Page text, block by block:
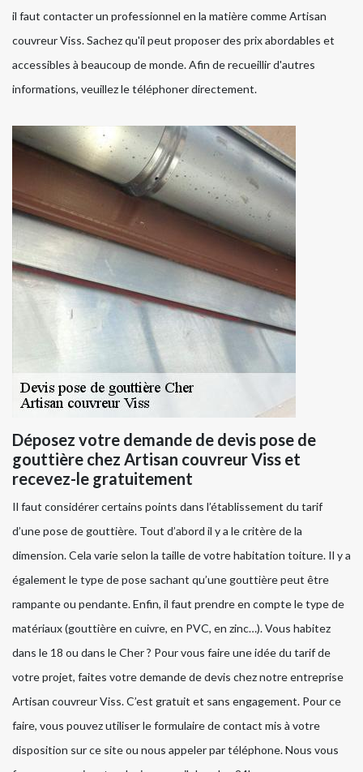
il faut contacter un professionnel en la matière comme Artisan
couvreur Viss. Sachez qu'il peut proposer des prix abordables et
accessibles à beaucoup de monde. Afin de recueillir d'autres
informations, veuillez le téléphoner directement.
Déposez votre demande de devis pose de
gouttière chez Artisan couvreur Viss et
recevez-le gratuitement
Il faut considérer certains points dans l’établissement du tarif
d’une pose de gouttière. Tout d’abord il y a le critère de la
dimension. Cela varie selon la taille de votre habitation toiture. Il y a
également le type de pose sachant qu’une gouttière peut être
rampante ou pendante. Enfin, il faut prendre en compte le type de
matériaux (gouttière en cuivre, en PVC, en zinc…). Vous habitez
dans le 18 ou dans le Cher ? Pour vous faire une idée du tarif de
votre projet, faites votre demande de devis chez notre entreprise
Artisan couvreur Viss. C’est gratuit et sans engagement. Pour ce
faire, vous pouvez utiliser le formulaire de contact mis à votre
disposition sur ce site ou nous appeler par téléphone. Nous vous